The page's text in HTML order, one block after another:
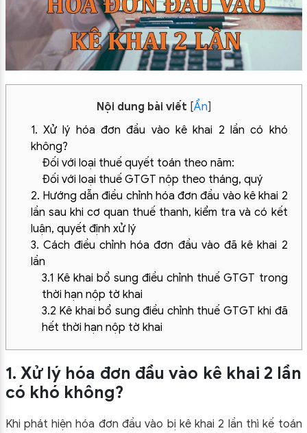
Nội dung bài viết [Ẩn]
1. Xử lý hóa đơn đầu vào kê khai 2 lần có khó
không?
Đối với loại thuế quyết toán theo năm:
Đối với loại thuế GTGT nộp theo tháng, quý
2. Hướng dẫn điều chỉnh hóa đơn đầu vào kê khai 2
lần sau khi cơ quan thuế thanh, kiểm tra và có kết
luận, quyết định xử lý
3. Cách điều chỉnh hóa đơn đầu vào đã kê khai 2
lần
3.1 Kê khai bổ sung điều chỉnh thuế GTGT trong
thời hạn nộp tờ khai
3.2 Kê khai bổ sung điều chỉnh thuế GTGT khi đã
hết thời hạn nộp tờ khai
1. Xử lý hóa đơn đầu vào kê khai 2 lần
có khó không?
Khi phát hiện hóa đơn đầu vào bị kê khai 2 lần thì kế toán